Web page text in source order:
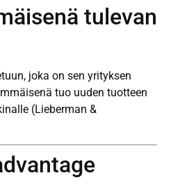
tulevan
joka on sen yrityksen
tuo uuden tuotteen
(Lieberman &